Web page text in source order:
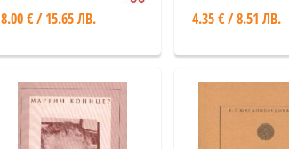
8.00 € / 15.65 ЛВ. 4.35 € / 8.51 ЛВ.